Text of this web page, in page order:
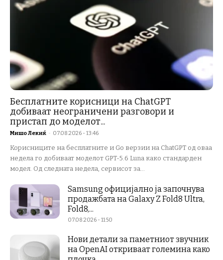
Бесплатните корисници на ChatGPT
добиваат неограничени разговори и
пристап до моделот...
Мишо Лекиќ - 07.08.2026 - 13:46
Корисниците на бесплатните и Go верзии на ChatGPT од оваа
недела го добиваат моделот GPT-5.6 Luna како стандарден
модел. Од следната недела, сервисот за...
Samsung официјално ја започнува
продажбата на Galaxy Z Fold8 Ultra,
Fold8,...
07.08.2026 - 11:50
Нови детали за паметниот звучник
на OpenAI откриваат големина како